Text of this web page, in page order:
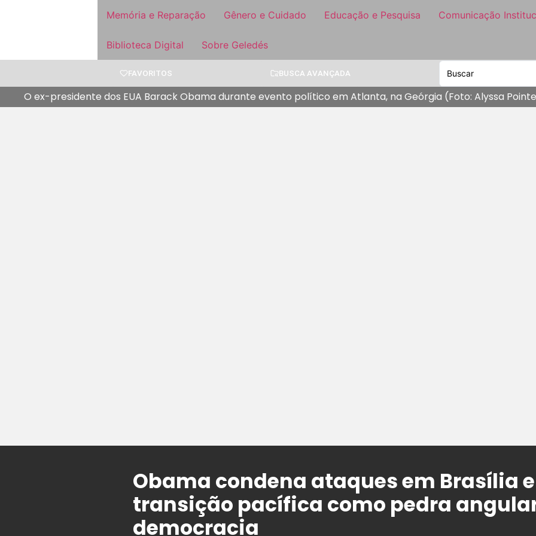
Memória e Reparação Gênero e Cuidado Educação e Pesquisa Comunicação
Biblioteca Digital Sobre Geledés
FAVORITOS BUSCA AVANÇADA
O ex-presidente dos EUA Barack Obama durante evento político em Atlanta, na Geórgia (Foto: Alyssa
Obama condena ataques em Brasília
transição pacífica como pedra
democracia